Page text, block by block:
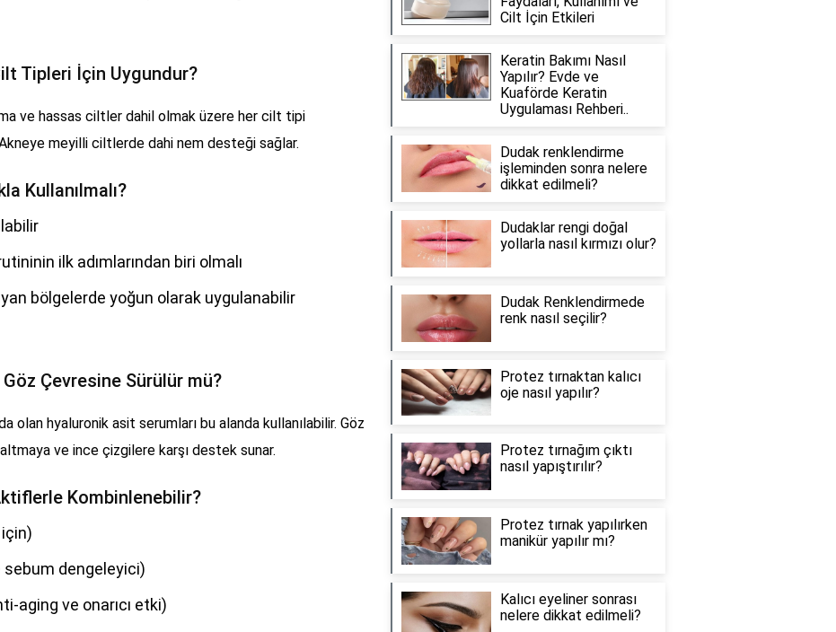
Tipleri İçin Uygundur?
ve hassas ciltler dahil olmak üzere her cilt tipi
meyilli ciltlerde dahi nem desteği sağlar.
Kullanılmalı?
ilk adımlarından biri olmalı
bölgelerde yoğun olarak uygulanabilir
Çevresine Sürülür mü?
olan hyaluronik asit serumları bu alanda kullanılabilir. Göz
ve ince çizgilere karşı destek sunar.
Kombinlenebilir?
için)
sebum dengeleyici)
aging ve onarıcı etki)
Cilt İçin Etkileri
Keratin Bakımı Nasıl
Yapılır? Evde ve
Kuaförde Keratin
Uygulaması Rehberi..
Dudak renklendirme
işleminden sonra nelere
dikkat edilmeli?
Dudaklar rengi doğal
yollarla nasıl kırmızı olur?
Dudak Renklendirmede
renk nasıl seçilir?
Protez tırnaktan kalıcı
oje nasıl yapılır?
Protez tırnağım çıktı
nasıl yapıştırılır?
Protez tırnak yapılırken
manikür yapılır mı?
Kalıcı eyeliner sonrası
nelere dikkat edilmeli?